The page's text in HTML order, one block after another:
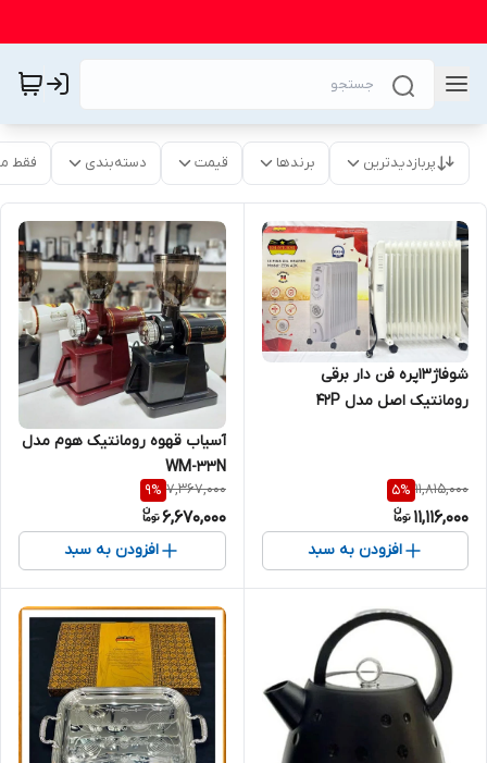
پربازدیدترین برندها قیمت دسته‌بندی فقط
شوفاژ13پره فن دار برقی
رومانتیک اصل مدل 42P
11,815,000
5%
11,116,000
افزودن به سبد
آسیاب قهوه رومانتیک هوم مدل
WM-33N
7,367,000
9%
6,670,000
افزودن به سبد